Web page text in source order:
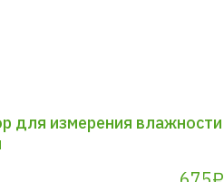
для измерения влажности